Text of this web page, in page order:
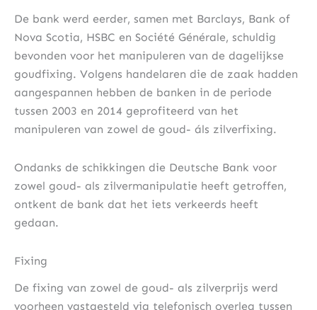
De bank werd eerder, samen met Barclays, Bank of
Nova Scotia, HSBC en Société Générale, schuldig
bevonden voor het manipuleren van de dagelijkse
goudfixing. Volgens handelaren die de zaak hadden
aangespannen hebben de banken in de periode
tussen 2003 en 2014 geprofiteerd van het
manipuleren van zowel de goud- áls zilverfixing.
Ondanks de schikkingen die Deutsche Bank voor
zowel goud- als zilvermanipulatie heeft getroffen,
ontkent de bank dat het iets verkeerds heeft
gedaan.
Fixing
De fixing van zowel de goud- als zilverprijs werd
voorheen vastgesteld via telefonisch overleg tussen